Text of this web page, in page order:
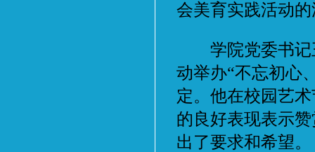
会美育实践活动
学院党委书记
动举办“不忘初心
定。他在校园艺
的良好表现表示
出了要求和希望。